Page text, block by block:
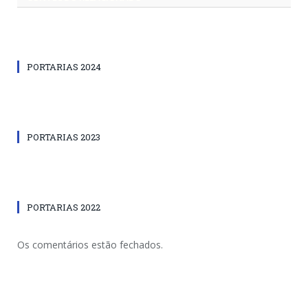
PORTARIAS 2024
PORTARIAS 2023
PORTARIAS 2022
Os comentários estão fechados.